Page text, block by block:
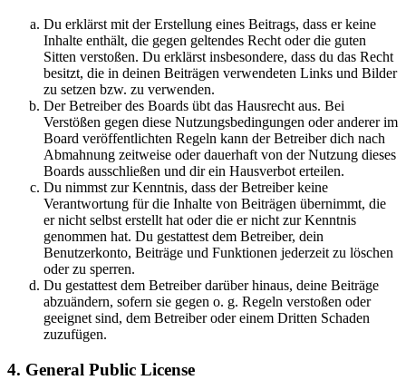
Du erklärst mit der Erstellung eines Beitrags, dass er keine
Inhalte enthält, die gegen geltendes Recht oder die guten
Sitten verstoßen. Du erklärst insbesondere, dass du das Recht
besitzt, die in deinen Beiträgen verwendeten Links und Bilder
zu setzen bzw. zu verwenden.
Der Betreiber des Boards übt das Hausrecht aus. Bei
Verstößen gegen diese Nutzungsbedingungen oder anderer im
Board veröffentlichten Regeln kann der Betreiber dich nach
Abmahnung zeitweise oder dauerhaft von der Nutzung dieses
Boards ausschließen und dir ein Hausverbot erteilen.
Du nimmst zur Kenntnis, dass der Betreiber keine
Verantwortung für die Inhalte von Beiträgen übernimmt, die
er nicht selbst erstellt hat oder die er nicht zur Kenntnis
genommen hat. Du gestattest dem Betreiber, dein
Benutzerkonto, Beiträge und Funktionen jederzeit zu löschen
oder zu sperren.
Du gestattest dem Betreiber darüber hinaus, deine Beiträge
abzuändern, sofern sie gegen o. g. Regeln verstoßen oder
geeignet sind, dem Betreiber oder einem Dritten Schaden
zuzufügen.
4. General Public License